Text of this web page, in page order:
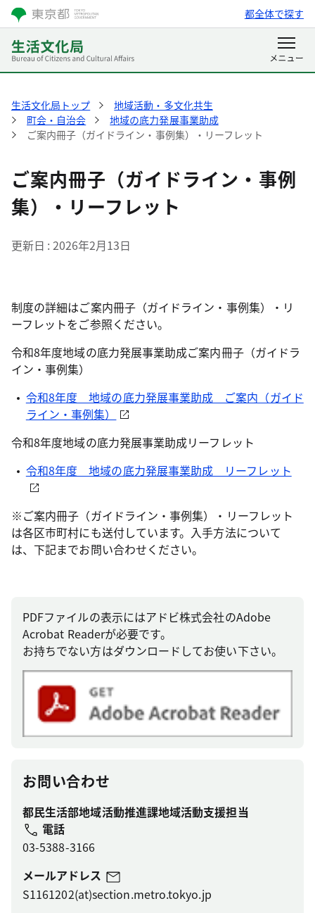
都全体で探す
生活文化局トップ
地域活動・多文化共生
町会・自治会
地域の底力発展事業助成
ご案内冊子（ガイドライン・事例集）・リーフレット
ご案内冊子（ガイドライン・事例
集）・リーフレット
更新日 2026年2月13日
制度の詳細はご案内冊子（ガイドライン・事例集）・リ
ーフレットをご参照ください。
令和8年度地域の底力発展事業助成ご案内冊子（ガイドラ
イン・事例集）
令和8年度 地域の底力発展事業助成 ご案内（ガイド
ライン・事例集）
令和8年度地域の底力発展事業助成リーフレット
令和8年度 地域の底力発展事業助成 リーフレット
※ご案内冊子（ガイドライン・事例集）・リーフレット
は各区市町村にも送付しています。入手方法について
は、下記までお問い合わせください。
PDFファイルの表示にはアドビ株式会社のAdobe
Acrobat Readerが必要です。
お持ちでない方はダウンロードしてお使い下さい。
お問い合わせ
都民生活部地域活動推進課地域活動支援担当
電話
03-5388-3166
メールアドレス
S1161202(at)section.metro.tokyo.jp